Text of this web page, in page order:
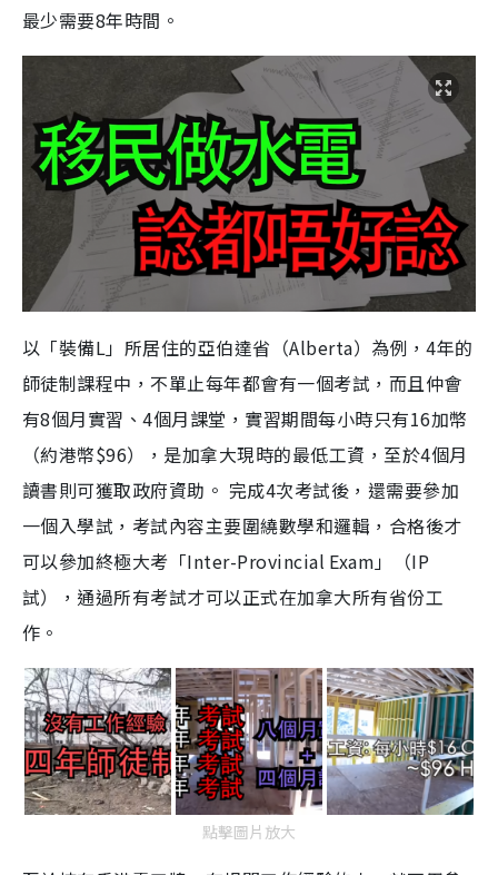
最少需要8年時間。
以「裝備L」所居住的亞伯達省（Alberta）為例，4年的
師徒制課程中，不單止每年都會有一個考試，而且仲會
有8個月實習、4個月課堂，實習期間每小時只有16加幣
（約港幣$96），是加拿大現時的最低工資，至於4個月
讀書則可獲取政府資助。 完成4次考試後，還需要參加
一個入學試，考試內容主要圍繞數學和邏輯，合格後才
可以參加終極大考「Inter-Provincial Exam」（IP
試），通過所有考試才可以正式在加拿大所有省份工
作。
點擊圖片放大